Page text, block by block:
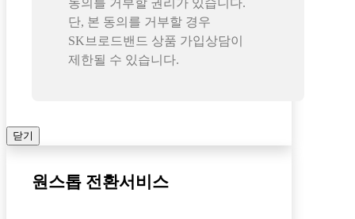
동의를 거부할 권리가 있습니다.
단, 본 동의를 거부할 경우
SK브로드밴드 상품 가입상담이
제한될 수 있습니다.
닫기
원스톱 전환서비스